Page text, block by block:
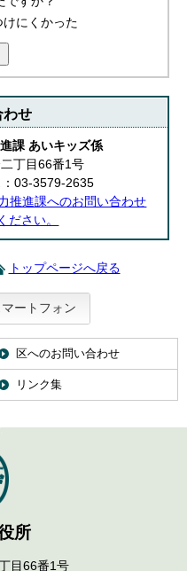
けにくかった
わせ
課 あいキッズ係
丁目66番1号
03-3579-2635
推進課へのお問い合わせ
ださい。
トップページへ戻る
マートフォン
区へのお問い合わせ
リンク集
所
目66番1号